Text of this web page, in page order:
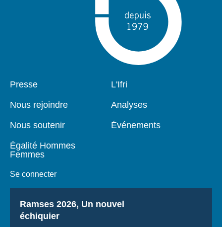
Pied
Presse
Nous rejoindre
Nous soutenir
Égalité Hommes
Femmes
Se connecter
Navigation
L'Ifri
Analyses
Événements
Titre
Ramses 2026, Un nouvel
échiquier